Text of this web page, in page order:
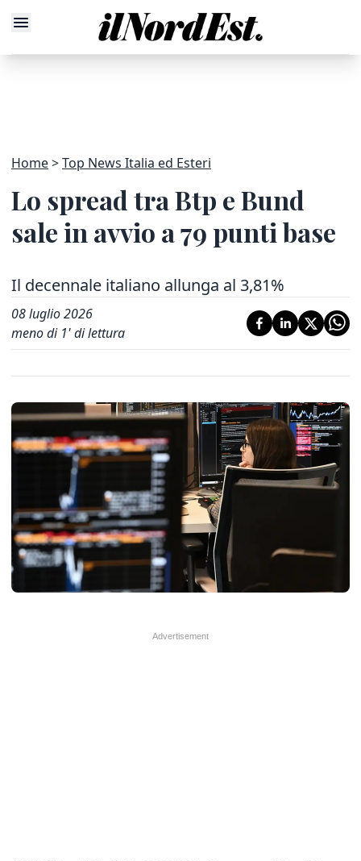
Home Top News Italia ed Esteri
Lo spread tra Btp e Bund
sale in avvio a 79 punti base
Il decennale italiano allunga al 3,81%
08 luglio 2026
meno di 1' di lettura